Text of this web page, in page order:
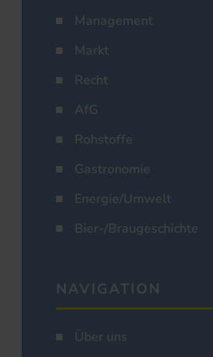
Management
Markt
Recht
AfG
Rohstoffe
Gastronomie
Energie/Umwelt
Bier-/Braugeschichte
NAVIGATION
Über uns